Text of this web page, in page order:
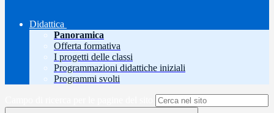
Didattica
Panoramica
Offerta formativa
I progetti delle classi
Programmazioni didattiche iniziali
Programmi svolti